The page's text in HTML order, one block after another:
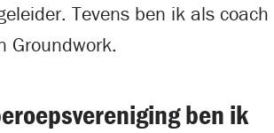
Tevens ben ik als coach
Groundwork.
ben ik